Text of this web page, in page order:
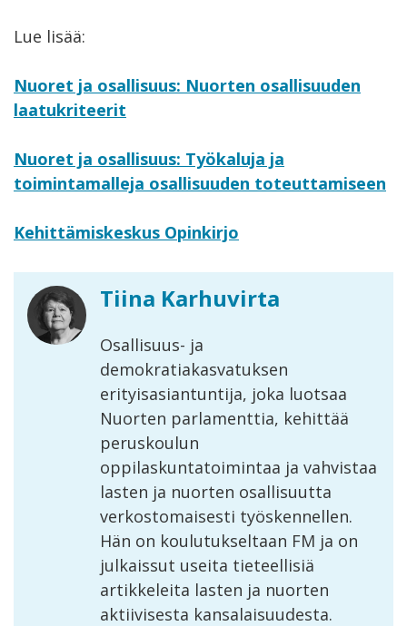
Lue lisää:
Nuoret ja osallisuus: Nuorten osallisuuden
laatukriteerit
Nuoret ja osallisuus: Työkaluja ja
toimintamalleja osallisuuden toteuttamiseen
Kehittämiskeskus Opinkirjo
Tiina Karhuvirta
Osallisuus- ja
demokratiakasvatuksen
erityisasiantuntija, joka luotsaa
Nuorten parlamenttia, kehittää
peruskoulun
oppilaskuntatoimintaa ja vahvistaa
lasten ja nuorten osallisuutta
verkostomaisesti työskennellen.
Hän on koulutukseltaan FM ja on
julkaissut useita tieteellisiä
artikkeleita lasten ja nuorten
aktiivisesta kansalaisuudesta.